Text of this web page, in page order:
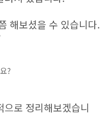
해보셨을 수 있습니다.
?
로 정리해보겠습니